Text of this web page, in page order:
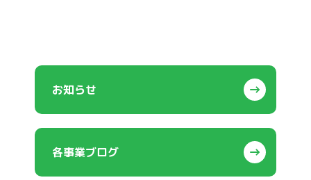
お知らせ
各事業ブログ